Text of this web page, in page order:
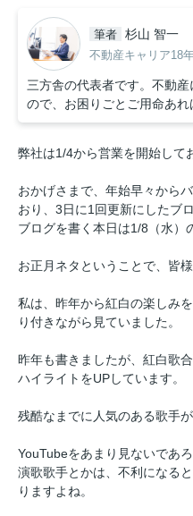
筆者 杉山 智一
不動産キャリア18
三方舎の代表者です。不動
ので、お困りごとご用命あれ
弊社は1/4から営業を開始して
おかげさまで、年始早々から
おり、3日に1回更新にしたブ
ブログを書く本日は1/8（水）
お正月ネタということで、皆
私は、昨年から紅白の楽しみ
り付きながら見ていました。
昨年も書きましたが、紅白歌
ハイライトをUPしています。
残酷なまでに人気のある歌手
YouTubeをあまり見ないであ
演歌歌手とかは、不利になる
りますよね。